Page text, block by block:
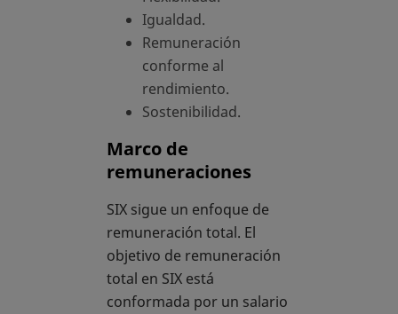
Igualdad.
Remuneración
conforme al
rendimiento.
Sostenibilidad.
Marco de
remuneraciones
SIX sigue un enfoque de
remuneración total. El
objetivo de remuneración
total en SIX está
conformada por un salario